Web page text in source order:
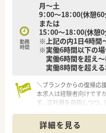
■Ｗワークでのご勤務も
間を有効に活用しながら
す。
【このような方が活躍中】
■これまでの調剤経験を
たいという強い思いを持
■子育てや家事などのプ
■複数の診療科目にまた
知識を吸収しようとする
ぜひともお問合せお待ち
勤務
時間
月～土
9：00～18：00(休憩
または
15：00～18：00(休憩
※上記の内1日4時間
※実働6時間以下の
実働6時間を超え～
実働8時間を超える
＼ブランクからの復帰応
本求人は経験者向けです
す。正社員を目指しつつ
＊
詳細を見る